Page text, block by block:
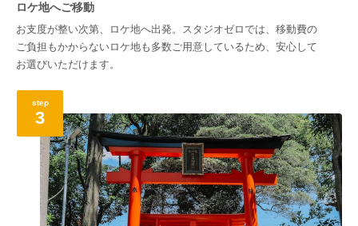
ロケ地へご移動
お支度が整い次第、ロケ地へ出発。スタジオゼロでは、移動費の
ご負担もかからないロケ地も多数ご用意しているため、安心して
お選びいただけます。
step
3